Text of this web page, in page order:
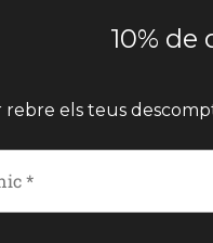
10%
els teus